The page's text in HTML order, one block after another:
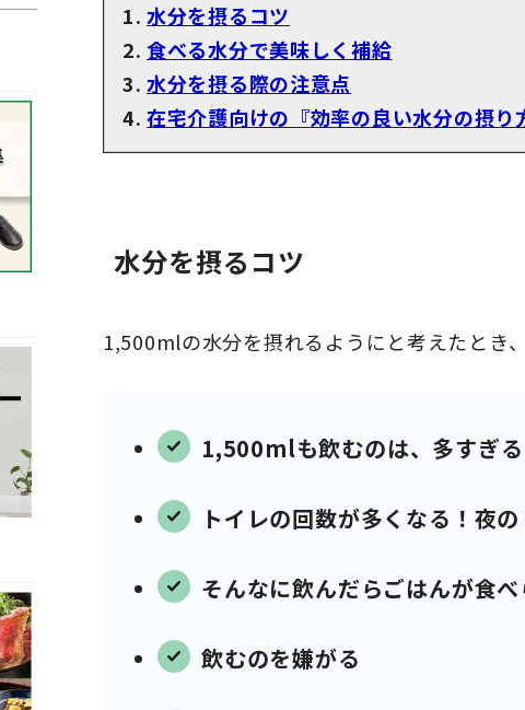
水分を摂るコツ
食べる水分で美味しく補給
水分を摂る際の注意点
在宅介護向けの『効率の良い水分の摂り
水分を摂るコツ
1,500mlの水分を摂れるようにと考えたとき
1,500mlも飲むのは、多すぎる
トイレの回数が多くなる！夜
そんなに飲んだらごはんが食
飲むのを嫌がる